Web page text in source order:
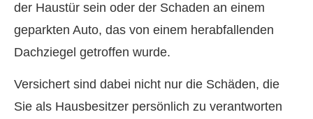
der Haustür sein oder der Schaden an einem
geparkten Auto, das von einem herabfallenden
Dachziegel getroffen wurde.
Versichert sind dabei nicht nur die Schäden, die
Sie als Hausbesitzer persönlich zu verantworten